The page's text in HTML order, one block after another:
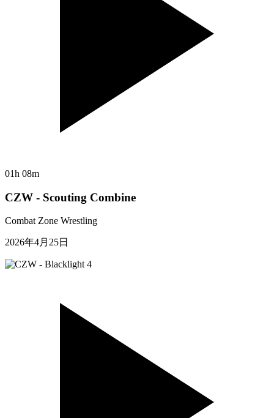
01h 08m
CZW - Scouting Combine
Combat Zone Wrestling
2026年4月25日